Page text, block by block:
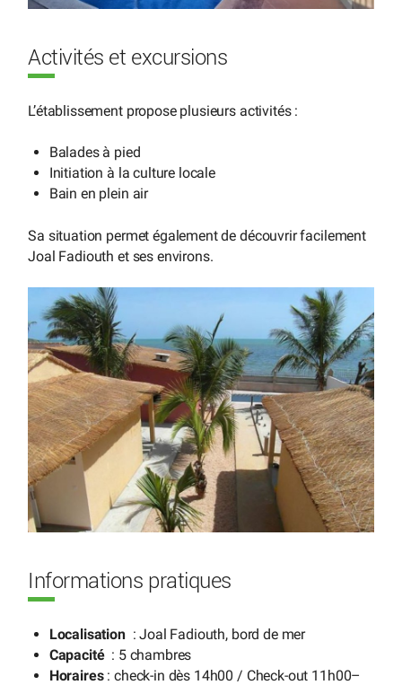
Activités et excursions
L’établissement propose plusieurs activités :
Balades à pied
Initiation à la culture locale
Bain en plein air
Sa situation permet également de découvrir facilement
Joal Fadiouth et ses environs.
Informations pratiques
Localisation : Joal Fadiouth, bord de mer
Capacité : 5 chambres
Horaires: check-in dès 14h00 / Check-out 11h00–